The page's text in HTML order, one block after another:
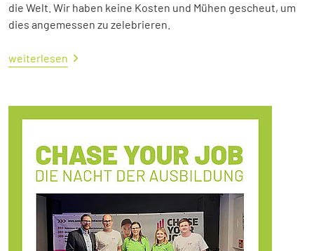
die Welt. Wir haben keine Kosten und Mühen gescheut, um
dies angemessen zu zelebrieren.
weiterlesen